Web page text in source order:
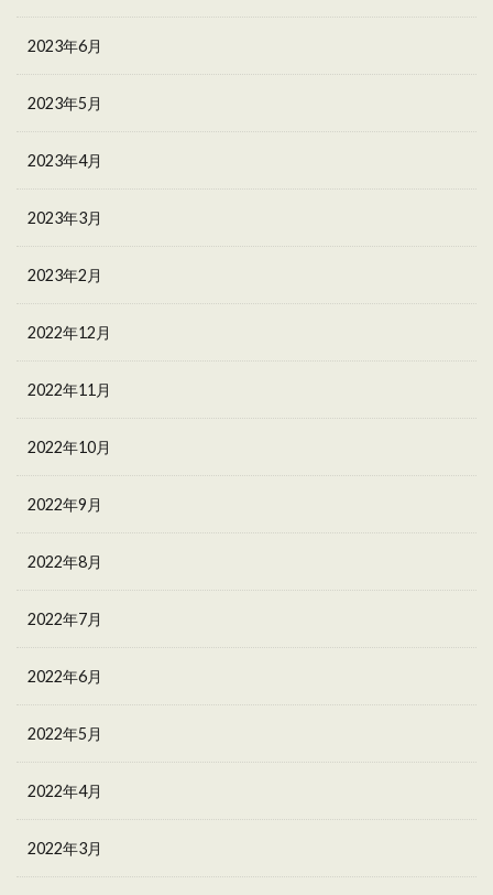
2023年6月
2023年5月
2023年4月
2023年3月
2023年2月
2022年12月
2022年11月
2022年10月
2022年9月
2022年8月
2022年7月
2022年6月
2022年5月
2022年4月
2022年3月